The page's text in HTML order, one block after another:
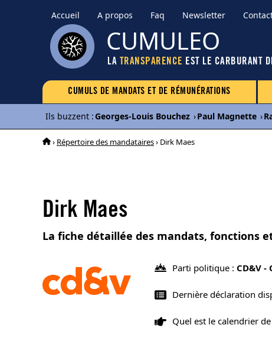
Accueil A propos Faq Newsletter
CUMULEO
LA TRANSPARENCE EST LE CARBURANT
CUMULS DE MANDATS ET DE RÉMUNÉRATIONS
Ils buzzent :Georges-Louis Bouchez ›Paul Magnette ›
› Répertoire des mandataires› Dirk Maes
Dirk Maes
La fiche détaillée des mandats, fonctions
Parti politique : CD&V
Dernière déclaration
Quel est le calendrier